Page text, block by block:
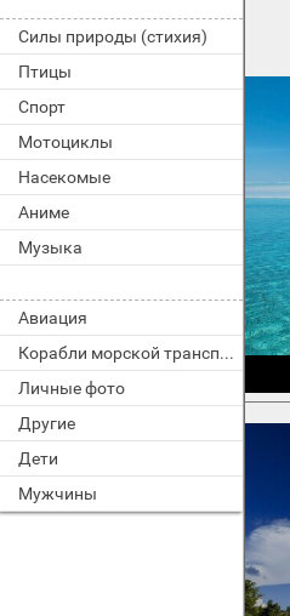
Силы природы (стихия)
Птицы
Спорт
Мотоциклы
Насекомые
Аниме
Музыка
Авиация
Корабли морской транспорт
Личные фото
Другие
Дети
Мужчины